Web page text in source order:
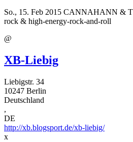
So., 15. Feb 2015 CANNAHANN &
rock & high-energy-rock-and-roll
@
XB-Liebig
Liebigstr. 34
10247 Berlin
Deutschland
,
DE
http://xb.blogsport.de/xb-liebig/
x